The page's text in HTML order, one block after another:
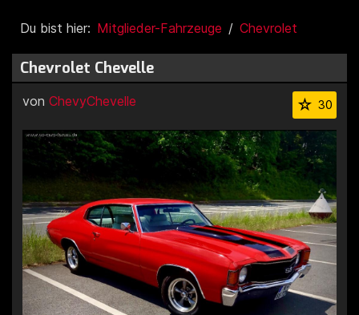
Du bist hier: Mitglieder-Fahrzeuge Chevrolet
Chevrolet Chevelle
30
von ChevyChevelle